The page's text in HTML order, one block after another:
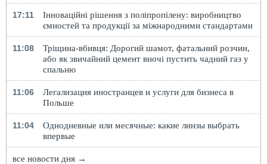
17:11
Інноваційні рішення з поліпропілену: виробництво
ємностей та продукції за міжнародними стандартами
11:08
Тріщина-вбивця: Дорогий шамот, фатальний розчин,
або як звичайний цемент вночі пустить чадний газ у
спальню
11:06
Легализация иностранцев и услуги для бизнеса в
Польше
11:04
Однодневные или месячные: какие линзы выбрать
впервые
все новости дня →